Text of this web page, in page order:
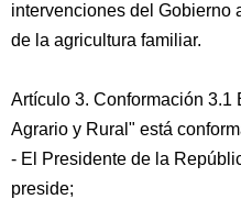
intervenciones del Gobierno
de la agricultura familiar.
Artículo 3. Conformación
Agrario y Rural" está
- El Presidente de la
preside;